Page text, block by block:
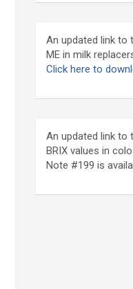
An updated link to
ME in milk
Click here to
An updated link to
BRIX values in
Note #199 is